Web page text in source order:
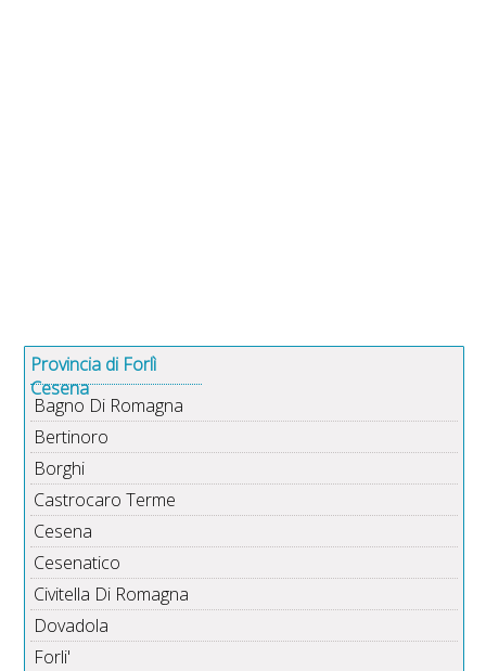
Provincia di Forlì
Cesena
Bagno Di Romagna
Bertinoro
Borghi
Castrocaro Terme
Cesena
Cesenatico
Civitella Di Romagna
Dovadola
Forli'